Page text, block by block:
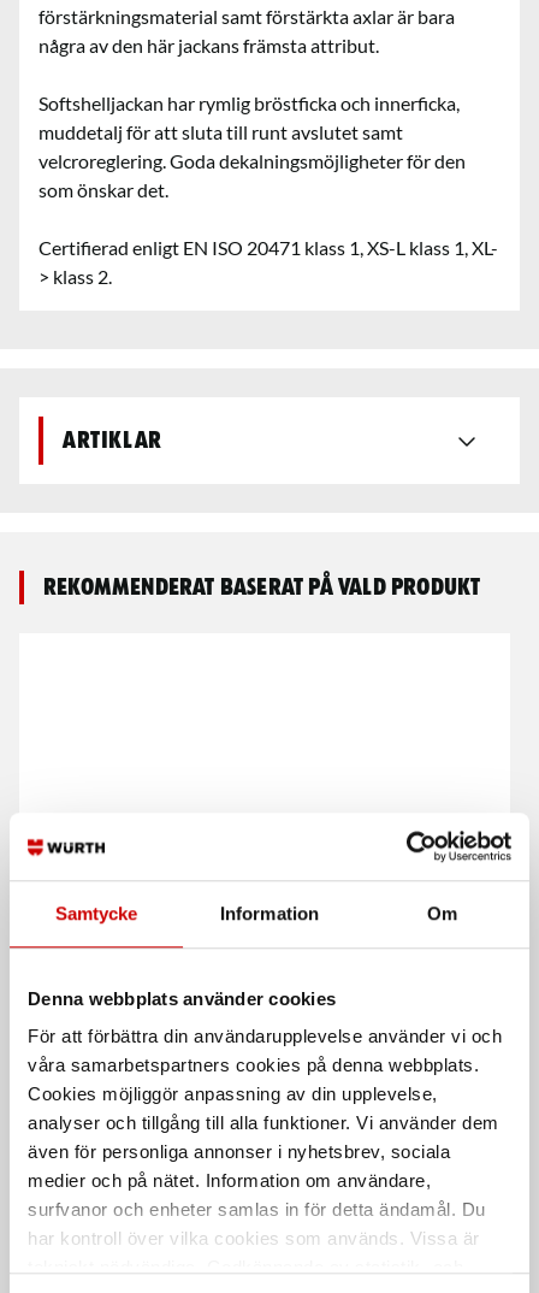
Samtycke Information Om
Denna webbplats använder cookies
För att förbättra din användarupplevelse använder vi och
våra samarbetspartners cookies på denna webbplats.
Cookies möjliggör anpassning av din upplevelse,
analyser och tillgång till alla funktioner. Vi använder dem
även för personliga annonser i nyhetsbrev, sociala
medier och på nätet. Information om användare,
surfvanor och enheter samlas in för detta ändamål. Du
har kontroll över vilka cookies som används. Vissa är
förstärkningsmaterial samt förstärkta axlar är bara
några av den här jackans främsta attribut.
Softshelljackan har rymlig bröstficka och innerficka,
muddetalj för att sluta till runt avslutet samt
velcroreglering. Goda dekalningsmöjligheter för den
som önskar det.
Certifierad enligt EN ISO 20471 klass 1, XS-L klass 1, XL-
> klass 2.
Artiklar
Rekommenderat baserat på vald produkt
stenskottsreparation
Snabbt och enkelt system för att
Västbyxa Multinorm
Inherent 2887
44% modakryl, 30% bomull, 20%
Svarta nitrilhandskar
Nitrilhandskar för engångsbruk
Brakecleaner
universalrengöring
bromsrengöring.